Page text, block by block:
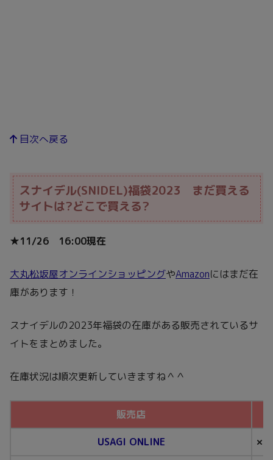
目次へ戻る
スナイデル(SNIDEL)福袋2023 まだ買える
サイトは?どこで買える?
★11/26 16:00現在
大丸松坂屋オンラインショッピングやAmazonにはまだ在
庫があります！
スナイデルの2023年福袋の在庫がある販売されているサ
イトをまとめました。
在庫状況は順次更新していきますね＾＾
販売店
USAGI ONLINE ×